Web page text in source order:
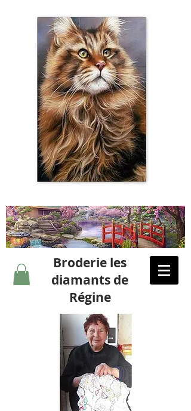
Broderie les
diamants de
Régine